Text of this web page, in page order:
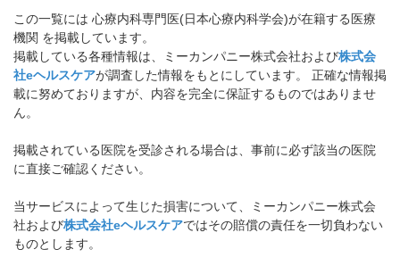
この一覧には 心療内科専門医(日本心療内科学会)が在籍する医療
機関 を掲載しています。
掲載している各種情報は、ミーカンパニー株式会社および株式会
社eヘルスケアが調査した情報をもとにしています。 正確な情報掲
載に努めておりますが、内容を完全に保証するものではありませ
ん。
掲載されている医院を受診される場合は、事前に必ず該当の医院
に直接ご確認ください。
当サービスによって生じた損害について、ミーカンパニー株式会
社および株式会社eヘルスケアではその賠償の責任を一切負わない
ものとします。